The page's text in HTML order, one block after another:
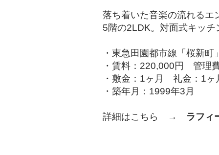
落ち着いた音楽の流れるエ
5階の2LDK。対面式キッ
・東急田園都市線「桜新
・賃料：220,000円 管理
・敷金：1ヶ月 礼金：1ヶ
・築年月：1999年3月
詳細はこちら → ラフィ